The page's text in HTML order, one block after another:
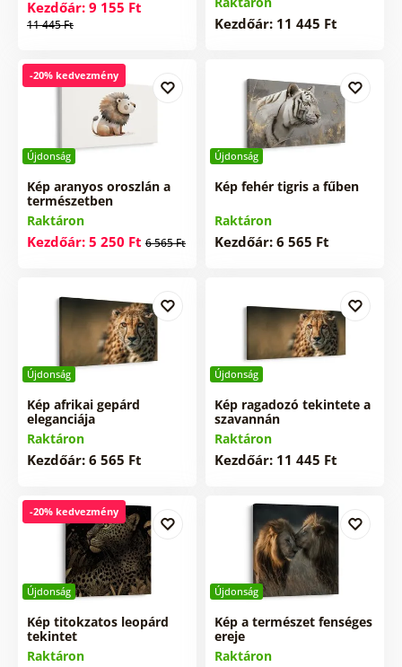
Kezdőár: 9 155 Ft
11 445 Ft Kezdőár: 11 445 Ft
Újdonság
-20% kedvezmény
Kép aranyos oroszlán a
természetben
Raktáron
Kezdőár: 5 250 Ft 6 565 Ft
Újdonság
Kép fehér tigris a fűben
Raktáron
Kezdőár: 6 565 Ft
Újdonság
Kép afrikai gepárd
eleganciája
Raktáron
Kezdőár: 6 565 Ft
Újdonság
Kép ragadozó tekintete a
szavannán
Raktáron
Kezdőár: 11 445 Ft
Újdonság
-20% kedvezmény
Kép titokzatos leopárd
tekintet
Raktáron
Újdonság
Kép a természet fenséges
ereje
Raktáron